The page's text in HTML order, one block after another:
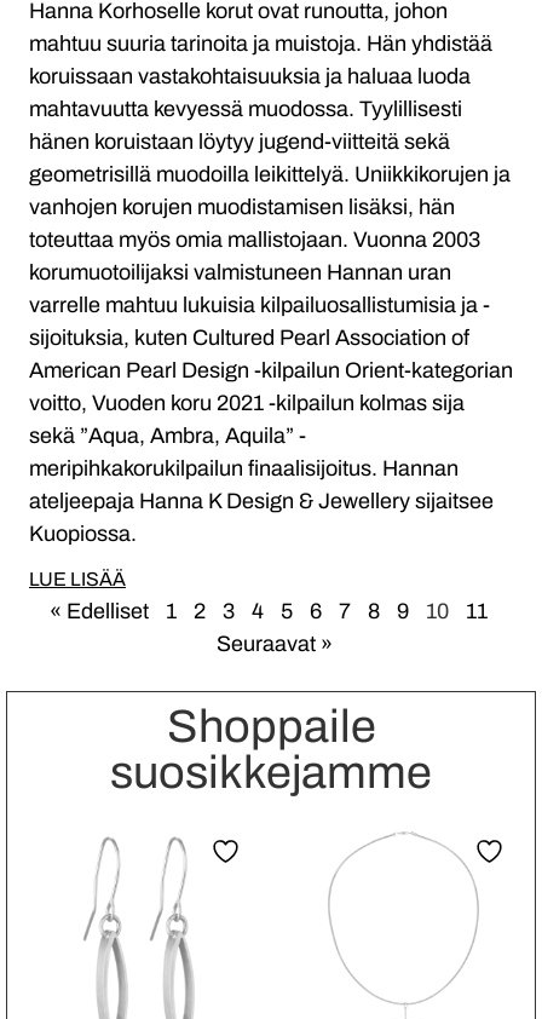
Hanna Korhoselle korut ovat runoutta, johon
mahtuu suuria tarinoita ja muistoja. Hän yhdistää
koruissaan vastakohtaisuuksia ja haluaa luoda
mahtavuutta kevyessä muodossa. Tyylillisesti
hänen koruistaan löytyy jugend-viitteitä sekä
geometrisillä muodoilla leikittelyä. Uniikkikorujen ja
vanhojen korujen muodistamisen lisäksi, hän
toteuttaa myös omia mallistojaan. Vuonna 2003
korumuotoilijaksi valmistuneen Hannan uran
varrelle mahtuu lukuisia kilpailuosallistumisia ja -
sijoituksia, kuten Cultured Pearl Association of
American Pearl Design -kilpailun Orient-kategorian
voitto, Vuoden koru 2021 -kilpailun kolmas sija
sekä ”Aqua, Ambra, Aquila” -
meripihkakorukilpailun finaalisijoitus. Hannan
ateljeepaja Hanna K Design & Jewellery sijaitsee
Kuopiossa.
LUE LISÄÄ
« Edelliset 1 2 3 4 5 6 7 8 9 10
11
Seuraavat »
Shoppaile
suosikkejamme